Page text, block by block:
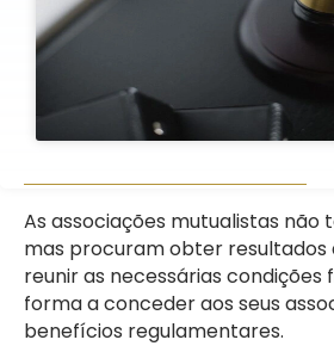
As associações mutualistas não
mas procuram obter
reunir as necessárias condições
forma a conceder aos seus
benefícios regulamentares.